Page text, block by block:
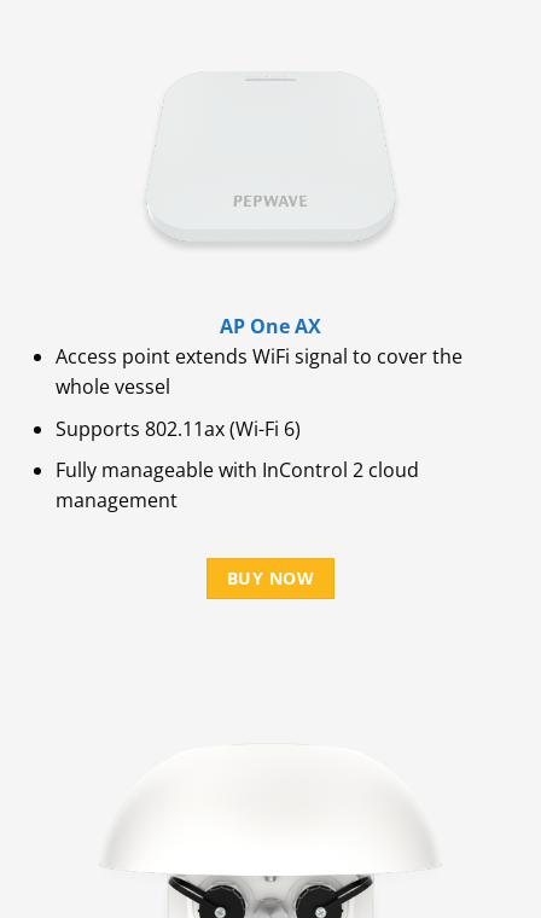
AP One AX
Access point extends WiFi signal to cover the
whole vessel
Supports 802.11ax (Wi-Fi 6)
Fully manageable with InControl 2 cloud
management
BUY NOW